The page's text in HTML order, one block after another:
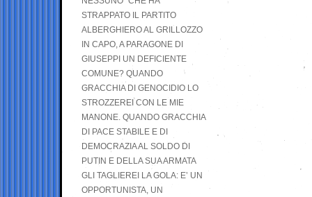
STRAPPATO IL PARTITO
ALBERGHIERO AL GRILLOZZO
IN CAPO, A PARAGONE DI
GIUSEPPI UN DEFICIENTE
COMUNE? QUANDO
GRACCHIA DI GENOCIDIO LO
STROZZEREI CON LE MIE
MANONE. QUANDO GRACCHIA
DI PACE STABILE E DI
DEMOCRAZIA AL SOLDO DI
PUTIN E DELLA SUA ARMATA
GLI TAGLIEREI LA GOLA: E’ UN
OPPORTUNISTA, UN